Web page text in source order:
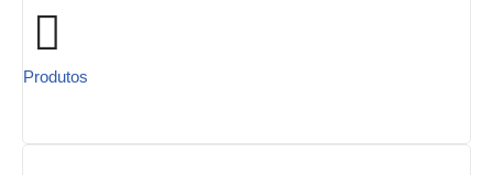
Produtos